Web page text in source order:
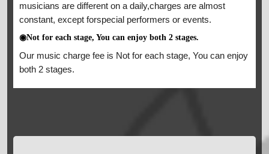
musicians are different on a daily,charges are almost
constant, except forspecial performers or events.
◉Not for each stage, You can enjoy both 2 stages.
Our music charge fee is Not for each stage, You can enjoy
both 2 stages.